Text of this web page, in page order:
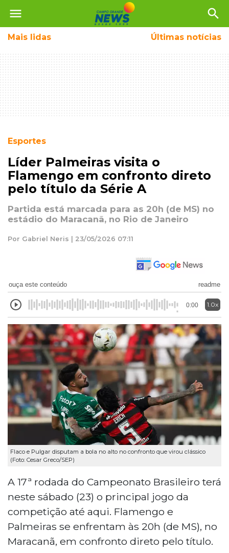
menu search
Mais lidas Últimas notícias
Esportes
Líder Palmeiras visita o
Flamengo em confronto direto
pelo título da Série A
Partida está marcada para as 20h (de MS) no
estádio do Maracanã, no Rio de Janeiro
Por Gabriel Neris | 23/05/2026 07:11
ouça este conteúdo readme
0:00 1.0x
Flaco e Pulgar disputam a bola no alto no confronto que virou clássico
(Foto: Cesar Greco/SEP)
A 17ª rodada do Campeonato Brasileiro terá
neste sábado (23) o principal jogo da
competição até aqui. Flamengo e
Palmeiras se enfrentam às 20h (de MS), no
Maracanã, em confronto direto pelo título.